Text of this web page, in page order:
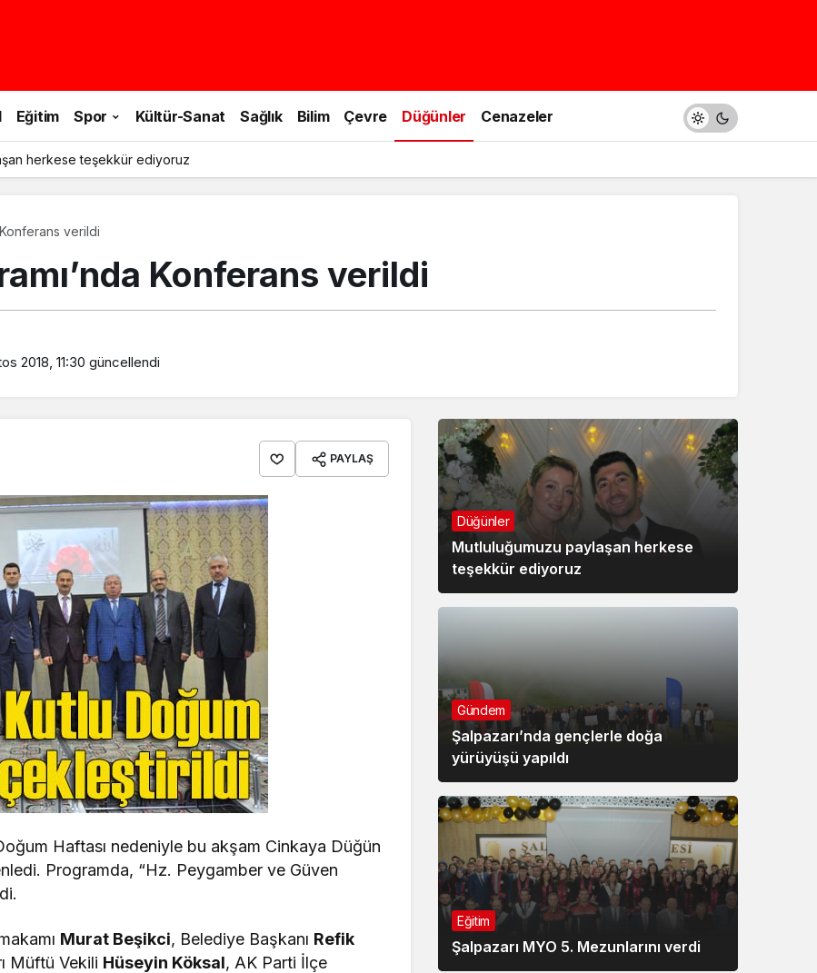
Eğitim Spor Kültür-Sanat Sağlık Bilim Çevre Düğünler Cenazeler
herkese teşekkür ediyoruz
verildi
Konferans verildi
2018, 11:30 güncellendi
PAYLAŞ
Haftası nedeniyle bu akşam Cinkaya Düğün
Programda, “Hz. Peygamber ve Güven
Murat Beşikci, Belediye Başkanı Refik
Müftü Vekili Hüseyin Köksal, AK Parti İlçe
Düğünler
Mutluluğumuzu paylaşan herkese
teşekkür ediyoruz
Gündem
Şalpazarı’nda gençlerle doğa
yürüyüşü yapıldı
Eğitim
Şalpazarı MYO 5. Mezunlarını verdi